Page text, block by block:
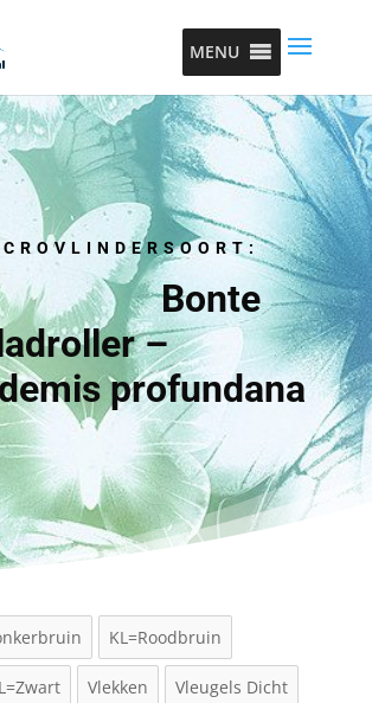
MENU
–
profundana
KL=Roodbruin
Vlekken Vleugels Dicht